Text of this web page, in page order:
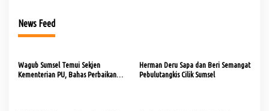
News Feed
Wagub Sumsel Temui Sekjen
Kementerian PU, Bahas Perbaikan
Herman Deru Sapa dan Beri Semangat
Pebulutangkis Cilik Sumsel